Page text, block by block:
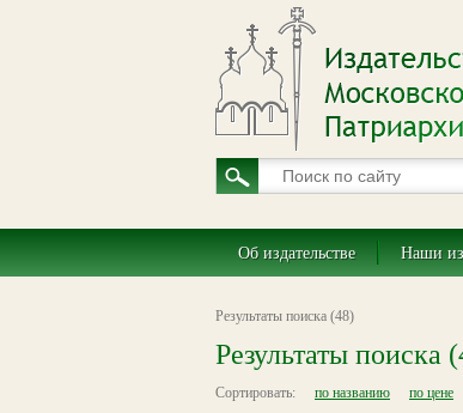
Об издательстве Наши
Результаты поиска (48)
Результаты поиска
Сортировать: по названию по цене